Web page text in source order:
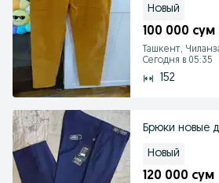
Новый
100 000 сум
Ташкент,
Сегодня в 05:35
152
Брюки новые
Новый
120 000 сум